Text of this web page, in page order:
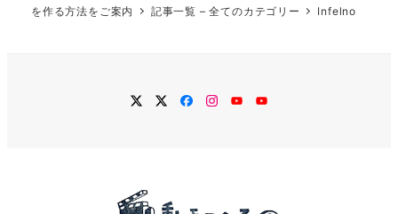
を作る方法をご案内
記事一覧 – 全てのカテゴリー Infelno
twitterTwitter
Facebook
Instagram
YouTubeYouTube